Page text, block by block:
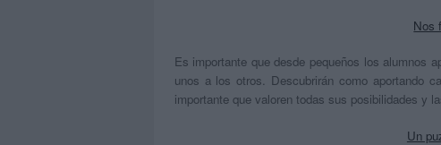
Nos
Es importante que desde pequeños los alumnos
unos a los otros. Descubrirán como aportando
importante que valoren todas sus posibilidades y
Un